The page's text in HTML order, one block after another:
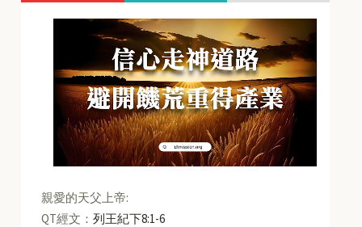
親愛的天父上帝:
QT經文：列王紀下8:1-6